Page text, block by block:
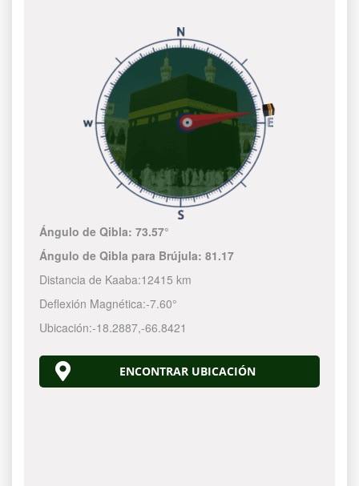
Ángulo de Qibla:73.57°
Ángulo de Qibla para Brújula:81.17
Distancia de Kaaba:12415 km
Deflexión Magnética:-7.60°
Ubicación:-18.2887,-66.8422
ENCONTRAR UBICACIÓN